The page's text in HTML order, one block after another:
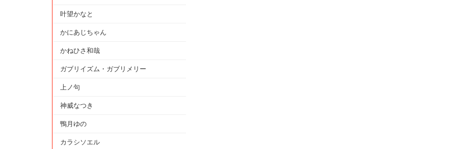
叶望かなと
かにあじちゃん
かねひさ和哉
ガブリイズム・ガブリメリー
上ノ句
神威なつき
鴨月ゆの
カラシソエル